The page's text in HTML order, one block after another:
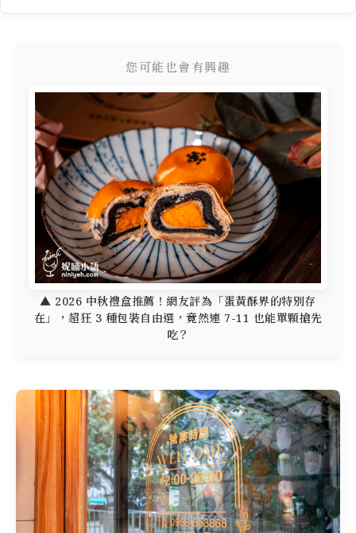
您可能也會有興趣
▲ 2026 中秋禮盒推薦！網友評為「蛋黃酥界的特別存
在」，超狂 3 種包裝自由選，竟然連 7-11 也能單顆搶先
吃？